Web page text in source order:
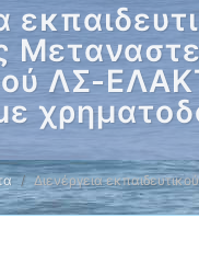
ΛΣ-
Διενέργεια